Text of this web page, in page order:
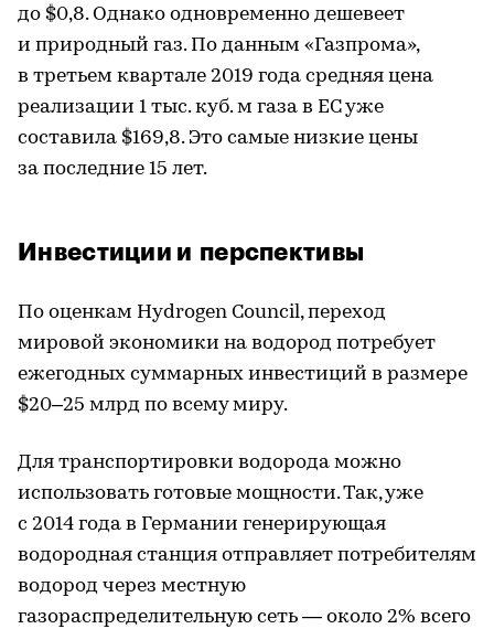
до $0,8. Однако одновременно дешевеет
и природный газ. По данным «Газпрома»,
в третьем квартале 2019 года средняя цена
реализации 1 тыс. куб. м газа в ЕС уже
составила $169,8. Это самые низкие цены
за последние 15 лет.
Инвестиции и перспективы
По оценкам Hydrogen Council, переход
мировой экономики на водород потребует
ежегодных суммарных инвестиций в размере
$20–25 млрд по всему миру.
Для транспортировки водорода можно
использовать готовые мощности. Так, уже
с 2014 года в Германии генерирующая
водородная станция отправляет потребителям
водород через местную
газораспределительную сеть — около 2% всего